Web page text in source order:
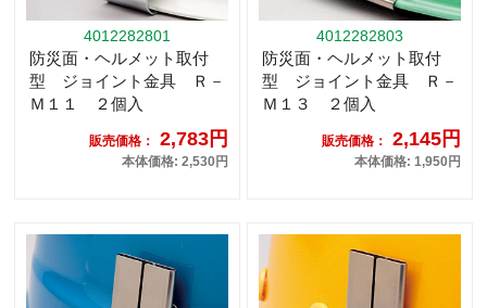
4012282801
防災面・ヘルメット取付
型 ジョイント金具 Ｒ－
Ｍ１１ ２個入
販売価格： 2,783円
本体価格: 2,530円
4012282803
防災面・ヘルメット取付
型 ジョイント金具 Ｒ－
Ｍ１３ ２個入
販売価格： 2,145円
本体価格: 1,950円